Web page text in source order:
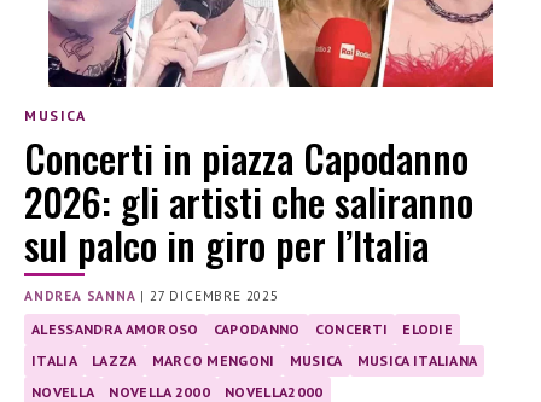
MUSICA
Concerti in piazza Capodanno
2026: gli artisti che saliranno
sul palco in giro per l’Italia
ANDREA SANNA | 27 DICEMBRE 2025
ALESSANDRA AMOROSO CAPODANNO CONCERTI
ELODIE
ITALIA
LAZZA MARCO MENGONI MUSICA
MUSICA ITALIANA
NOVELLA
NOVELLA 2000 NOVELLA2000